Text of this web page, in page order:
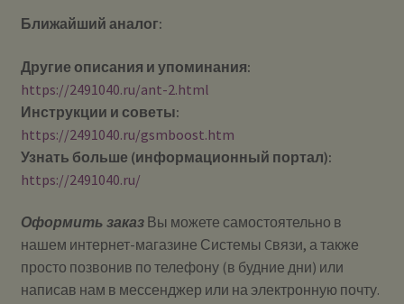
Ближайший аналог:
Другие описания и упоминания:
https://2491040.ru/ant-2.html
Инструкции и советы:
https://2491040.ru/gsmboost.htm
Узнать больше (информационный портал):
https://2491040.ru/
Оформить заказВы можете самостоятельно в
нашем интернет-магазине Системы Cвязи, а также
просто позвонив по телефону (в будние дни) или
написав нам в мессенджер или на электронную почту.